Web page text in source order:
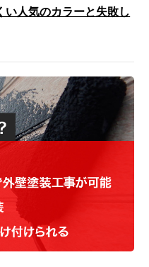
い人気のカラーと失敗し